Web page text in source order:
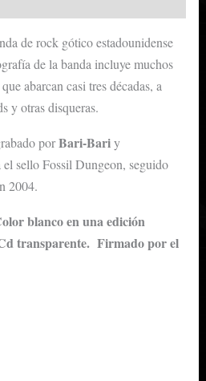
de rock gótico estadounidense
de la banda incluye muchos
abarcan casi tres décadas, a
y otras disqueras.
porBari-Bariy
el sello Fossil Dungeon, seguido
2004.
blanco en una edición
transparente. Firmado por el